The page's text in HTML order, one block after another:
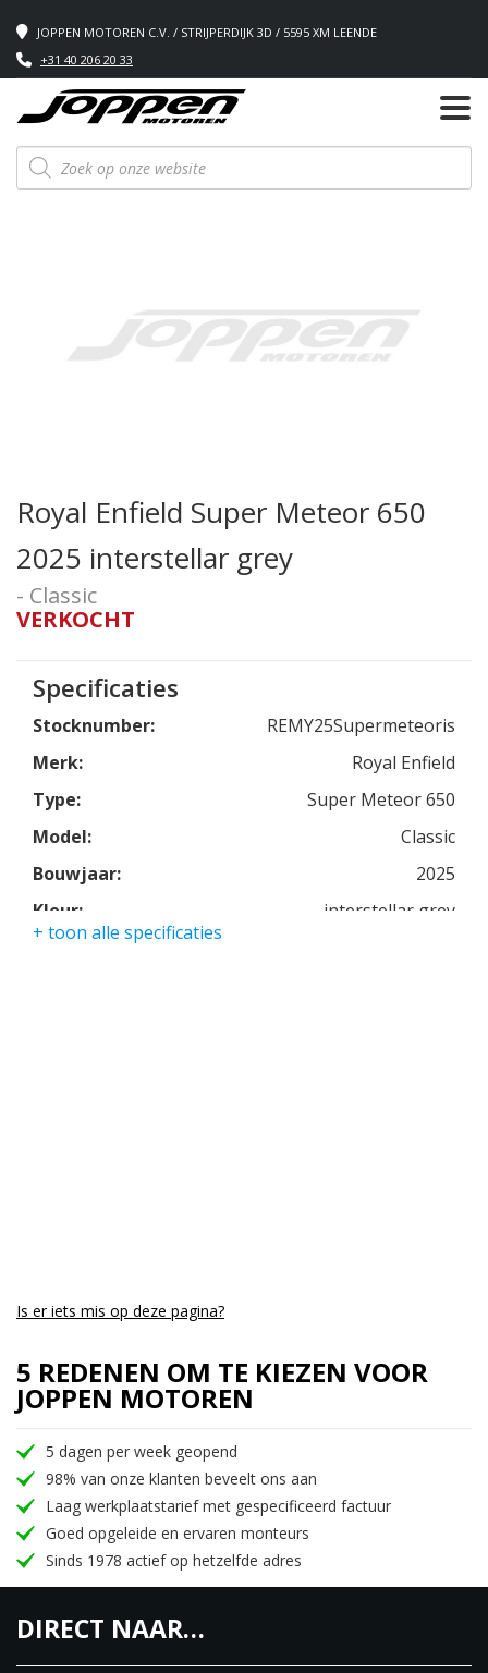
JOPPEN MOTOREN C.V. / STRIJPERDIJK 3D / 5595 XM LEENDE
+31 40 206 20 33
Producten
zoeken
Royal Enfield Super Meteor 650
2025 interstellar grey
- Classic
VERKOCHT
Specificaties
Stocknumber:
REMY25Supermeteoris
Merk:
Royal Enfield
Type:
Super Meteor 650
Model:
Classic
Bouwjaar:
2025
Kleur:
interstellar grey
+ toon alle specificaties
Is er iets mis op deze pagina?
5 REDENEN OM TE KIEZEN VOOR
JOPPEN MOTOREN
5 dagen per week geopend
98% van onze klanten beveelt ons aan
Laag werkplaatstarief met gespecificeerd factuur
Goed opgeleide en ervaren monteurs
Sinds 1978 actief op hetzelfde adres
DIRECT NAAR…